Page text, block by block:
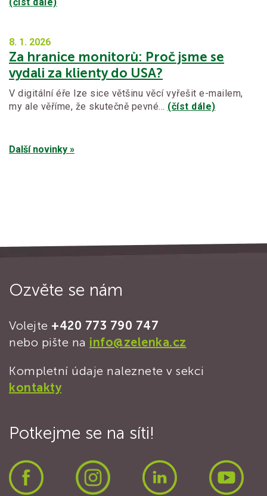
8. 1. 2026
Za hranice monitorů: Proč jsme se
vydali za klienty do USA?
V digitální éře lze sice většinu věcí vyřešit e-mailem,
my ale věříme, že skutečně pevné… (číst dále)
Další novinky »
Ozvěte se nám
Volejte +420 773 790 747
nebo pište na info@zelenka.cz
Kompletní údaje naleznete v sekci
kontakty
Potkejme se na síti!